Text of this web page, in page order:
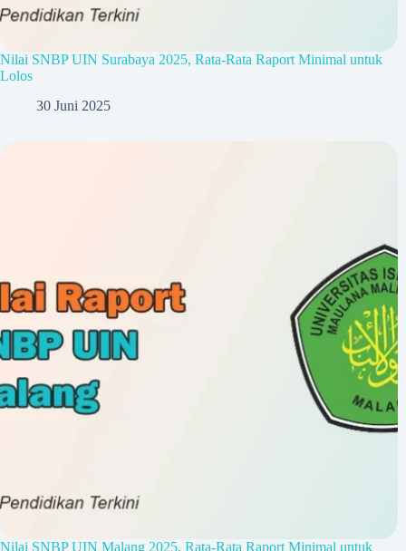
Nilai SNBP UIN Surabaya 2025, Rata-Rata Raport Minimal untuk
Lolos
30 Juni 2025
Nilai SNBP UIN Malang 2025, Rata-Rata Raport Minimal untuk